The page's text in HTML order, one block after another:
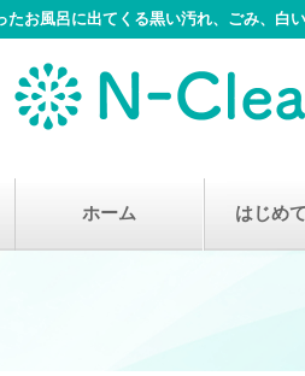
たお風呂に出てくる黒い汚れ、ごみ、白
ホーム はじめ